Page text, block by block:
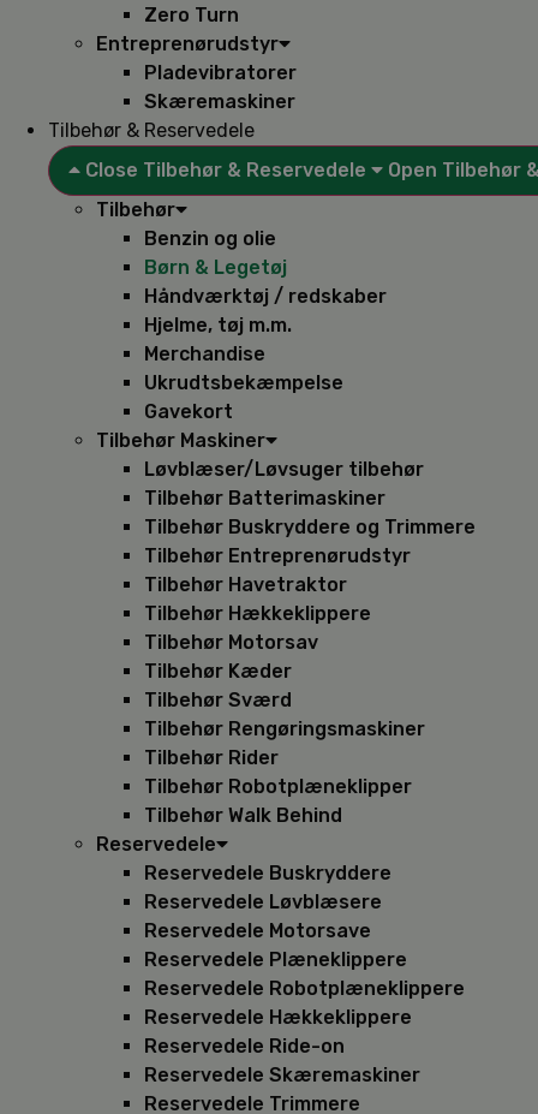
Zero Turn
Entreprenørudstyr
Pladevibratorer
Skæremaskiner
Tilbehør & Reservedele
Close Tilbehør & Reservedele
Open Tilbehør
Tilbehør
Benzin og olie
Børn & Legetøj
Håndværktøj / redskaber
Hjelme, tøj m.m.
Merchandise
Ukrudtsbekæmpelse
Gavekort
Tilbehør Maskiner
Løvblæser/Løvsuger tilbehør
Tilbehør Batterimaskiner
Tilbehør Buskryddere og Trimmere
Tilbehør Entreprenørudstyr
Tilbehør Havetraktor
Tilbehør Hækkeklippere
Tilbehør Motorsav
Tilbehør Kæder
Tilbehør Sværd
Tilbehør Rengøringsmaskiner
Tilbehør Rider
Tilbehør Robotplæneklipper
Tilbehør Walk Behind
Reservedele
Reservedele Buskryddere
Reservedele Løvblæsere
Reservedele Motorsave
Reservedele Plæneklippere
Reservedele Robotplæneklippere
Reservedele Hækkeklippere
Reservedele Ride-on
Reservedele Skæremaskiner
Reservedele Trimmere